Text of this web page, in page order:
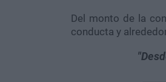
Del monto de la
conducta y